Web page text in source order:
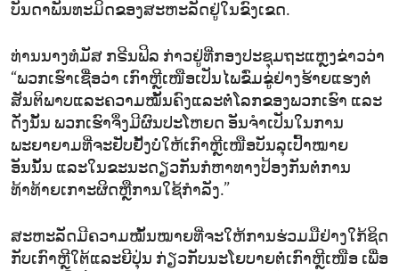
ບັນດາພັນທະມິດຂອງສະຫະລັດຢູ່ໃນຂົງເຂດ.
ທ່ານນາງທໍມັສ ກຣີນຟິລ ກ່າວຢູ່ທີ່ກອງປະຊຸມຖະແຫຼງຂ່າວວ່າ
“ພວກເຮົາເຊື່ອວ່າ ເກົາຫຼີເໜືອເປັນໄພຂົ່ມຂູ່ຢ່າງຮ້າຍແຮງຕໍ່
ສັນຕິພາບແລະຄວາມໝັ້ນຄົງແລະຕໍ່ໂລກຂອງພວກເຮົາ ແລະ
ດັ່ງນັ້ນ ພວກເຮົາຈຶ່ງມີຜົນປະໂຫຍດ ອັນຈຳເປັນໃນການ
ພະຍາຍາມທີ່ຈະຢັບຢັ້ງບໍ່ໃຫ້ເກົາຫຼີເໜືອບັນລຸເປົ້າໝາຍ
ອັນນັ້ນ ແລະໃນຂະນະດຽວກັນກໍຫາທາງປ້ອງກັນຕໍ່ການ
ທ້າທ້າຍເກາະຜິດຫຼືການໃຊ້ກຳລັງ.”
ສະຫະລັດມີຄວາມໝັ້ນໝາຍທີ່ຈະໃຫ້ການຮ່ວມມືຢ່າງໃກ້ຊິດ
ກັບເກົາຫຼີໃຕ້ແລະຍີປຸ່ນ ກ່ຽວກັບນະໂຍບາຍຕໍ່ເກົາຫຼີເໜືອ ເພື່ອ